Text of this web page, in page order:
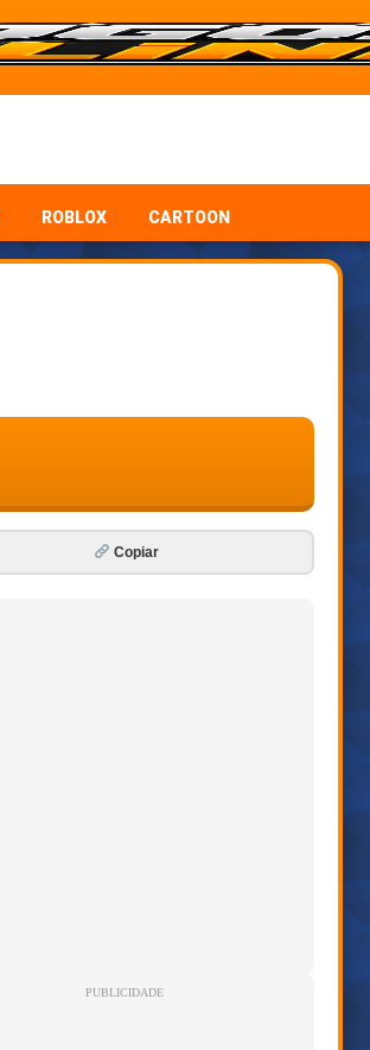
ROBLOX CARTOON
Copiar
PUBLICIDADE